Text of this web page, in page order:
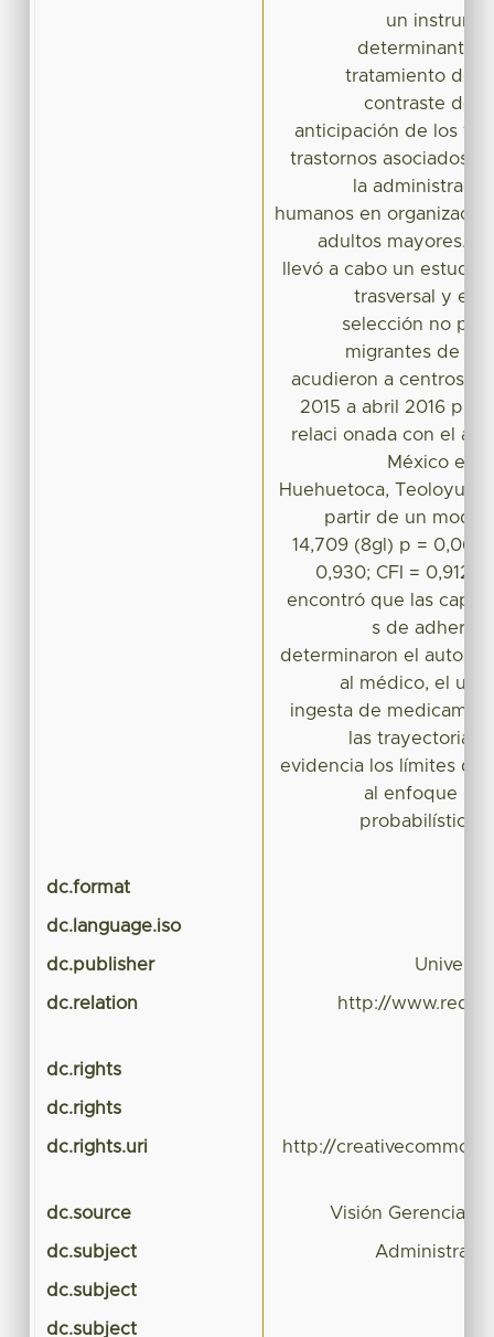
un
determinantes
tratamiento del
contraste de
anticipación de los
trastornos asociados
la
humanos en
adultos mayores.
llevó a cabo un
trasversal y
selección no
migrantes de la
acudieron a centros
2015 a abril 2016
relaci onada con el
México en
Huehuetoca,
partir de un
14,709 (8gl) p = 0,065;
0,930; CFI = 0,912;
encontró que las
s de
determinaron el auto-
al médico, el uso
ingesta de
las trayectorias
evidencia los límites
al enfoque no
probabilístico,
dc.format
dc.language.iso
dc.publisher
dc.relation http://
dc.rights
dc.rights
dc.rights.uri http://
dc.source Visión Gerencial
dc.subject
dc.subject
dc.subject